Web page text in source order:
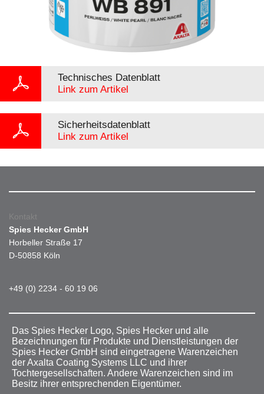
Technisches Datenblatt
Link zum Artikel
Sicherheitsdatenblatt
Link zum Artikel
Kontakt
Spies Hecker GmbH
Horbeller Straße 17
D-50858 Köln
+49 (0) 2234 - 60 19 06
Das Spies Hecker Logo, Spies Hecker und alle
Bezeichnungen für Produkte und Dienstleistungen der
Spies Hecker GmbH sind eingetragene Warenzeichen
der Axalta Coating Systems LLC und ihrer
Tochtergesellschaften. Andere Warenzeichen sind im
Besitz ihrer entsprechenden Eigentümer.